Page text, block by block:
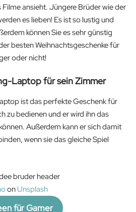
ansieht. Jüngere Brüder wie der
es lieben! Es ist so lustig und
können Sie es sehr günstig
besten Weihnachtsgeschenke für
oder nicht!
Laptop für sein Zimmer
ist das perfekte Geschenk für
zu bedienen und er wird ihn das
Außerdem kann er sich damit
wenn sie das gleiche Spiel
on Unsplash
für Gamer